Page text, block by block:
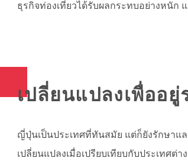
ธุรกิจท่องเที่ยวได้รับผลกระทบอย่างหนัก
เปลี่ยนแปลงเพื่ออยู่
ญี่ปุ่นเป็นประเทศที่ทันสมัย แต่ก็ยังรักษาแ
เปลี่ยนแปลงเมื่อเปรียบเทียบกับประเทศต่